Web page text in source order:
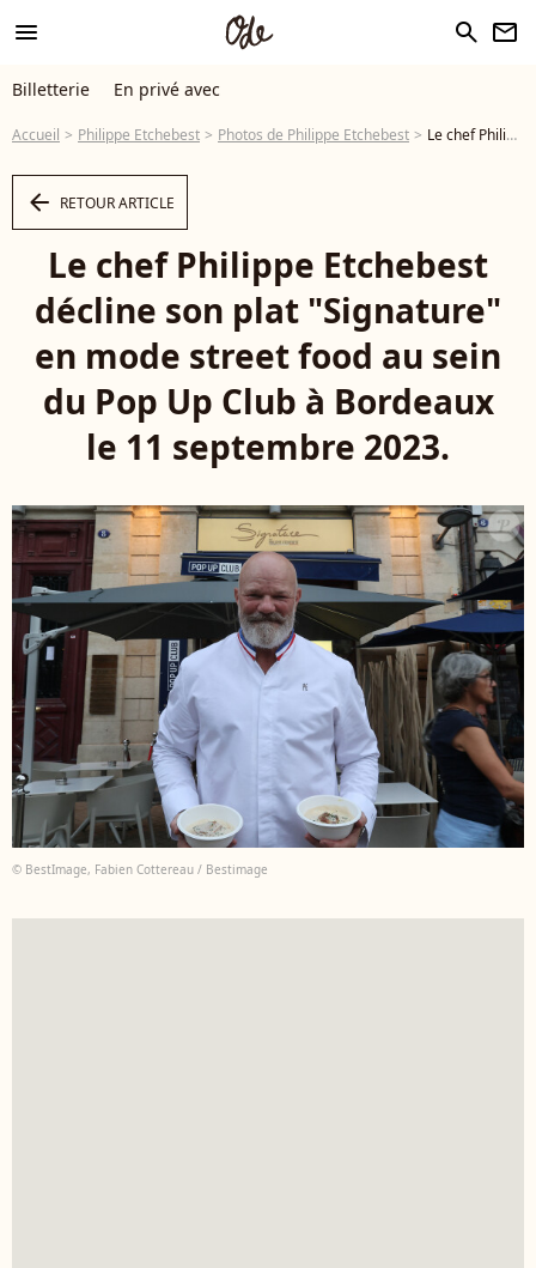
menu search newsletter
Billetterie En privé avec
Accueil Philippe Etchebest Photos de Philippe Etchebest Le chef Philippe Etchebest décline son plat "Signature" en mode street food au sein du Pop Up Club à Bordeaux le 11 septembre 2023.© Fabien Cottereau / Bestimage - Photo
arrow_left RETOUR ARTICLE
Le chef Philippe Etchebest
décline son plat "Signature"
en mode street food au sein
du Pop Up Club à Bordeaux
le 11 septembre 2023.
© BestImage, Fabien Cottereau / Bestimage